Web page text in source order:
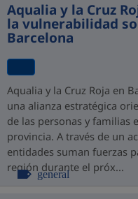
Aqualia y la Cruz
la vulnerabilidad
Barcelona
Aqualia y la Cruz Roja en
una alianza estratégica
de las personas y familias
provincia. A través de un
entidades suman fuerzas
región durante el próx...
general